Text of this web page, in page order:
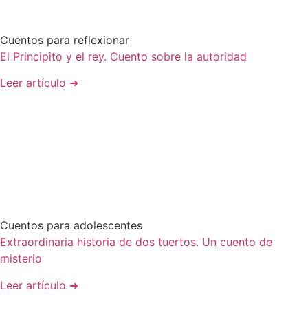
Cuentos para reflexionar
El Principito y el rey. Cuento sobre la autoridad
Leer artículo ➜
Cuentos para adolescentes
Extraordinaria historia de dos tuertos. Un cuento de
misterio
Leer artículo ➜